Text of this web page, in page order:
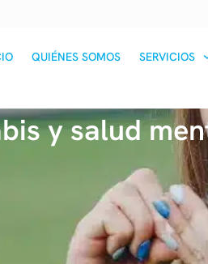
QUIÉNES SOMOS SERVICIOS
y salud